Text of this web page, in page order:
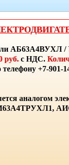
АБ63А4ВУХЛ /
руб. с НДС.
+7-901-
аналогом